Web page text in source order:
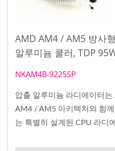
AMD AM4 / AM5 방사
알루미늄 쿨러, TDP
NKAM4B-9225SP
압출 알루미늄 라디에이터
AM4 / AM5 아키텍처와 함
는 특별히 설계된 CPU 라디